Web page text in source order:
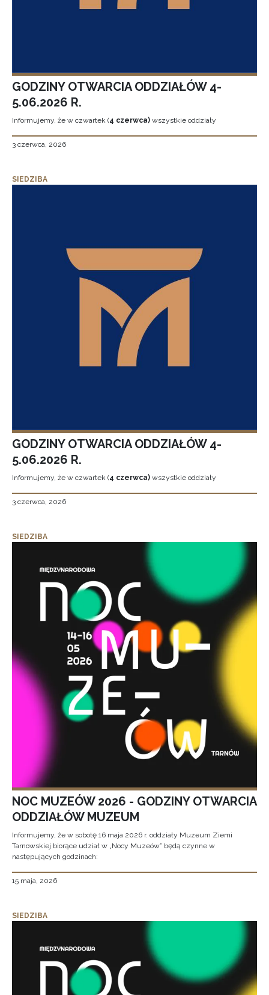
GODZINY OTWARCIA ODDZIAŁÓW 4-
5.06.2026 R.
Informujemy, że w czwartek (4 czerwca) wszystkie oddziały
3 czerwca, 2026
SIEDZIBA
GODZINY OTWARCIA ODDZIAŁÓW 4-
5.06.2026 R.
Informujemy, że w czwartek (4 czerwca) wszystkie oddziały
3 czerwca, 2026
SIEDZIBA
NOC MUZEÓW 2026 - GODZINY OTWARCIA
ODDZIAŁÓW MUZEUM
Informujemy, że w sobotę 16 maja 2026 r. oddziały Muzeum Ziemi
Tarnowskiej biorące udział w „Nocy Muzeów” będą czynne w
następujących godzinach:
15 maja, 2026
SIEDZIBA